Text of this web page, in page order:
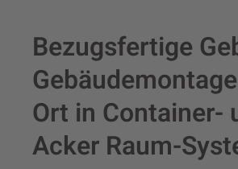
Bezugsfertige
Ort in Container-
Acker Raum-